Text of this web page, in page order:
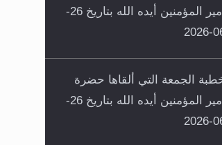
أمير المؤمنين أيده الله بتاريخ 26-
06-
الجمعة التي ألقاها حضرة
أمير المؤمنين أيده الله بتاريخ 26-
06-